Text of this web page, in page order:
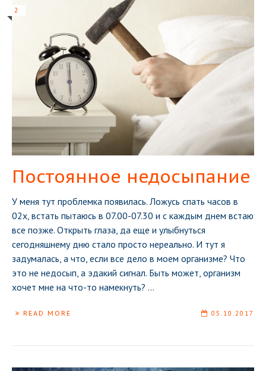
2
Постоянное недосыпание
У меня тут проблемка появилась. Ложусь спать часов в
02x, встать пытаюсь в 07.00-07.30 и с каждым днем встаю
все позже. Открыть глаза, да еще и улыбнуться
сегодняшнему дню стало просто нереально. И тут я
задумалась, а что, если все дело в моем организме? Что
это не недосып, а эдакий сигнал. Быть может, организм
хочет мне на что-то намекнуть? ...
READ MORE 05.10.2017